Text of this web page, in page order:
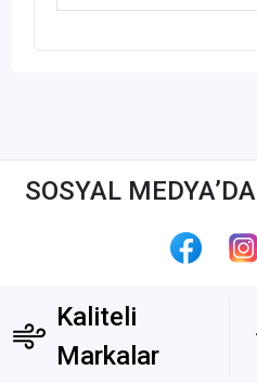
SOSYAL MEDYA’DA
Kaliteli
Markalar